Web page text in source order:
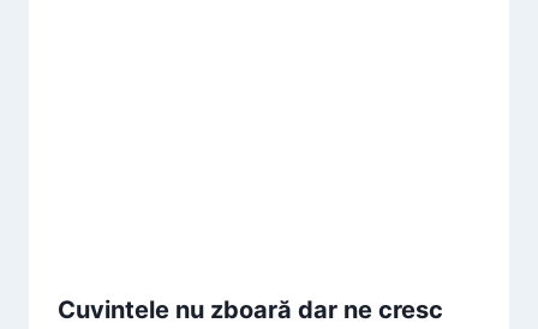
Cuvintele nu zboară dar ne cresc